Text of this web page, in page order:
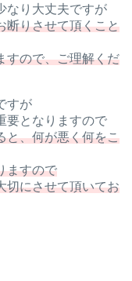
なり大丈夫ですが
断りさせて頂くこと
すので、ご理解くだ
すが
要となりますので
と、何が悪く何をこ
ますので
切にさせて頂いてお